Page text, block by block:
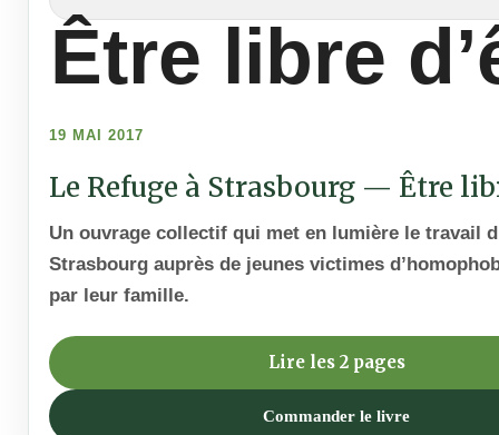
19 MAI 2017
Le Refuge à Strasbourg — Être
Un ouvrage collectif qui met en lumière le travail
Strasbourg auprès de jeunes victimes
par leur famille.
Lire les 2 pages
Commander le livre